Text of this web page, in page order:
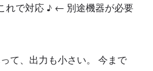
れで対応 ♪ ← 別途機器が必要
て、出力も小さい。 今まで